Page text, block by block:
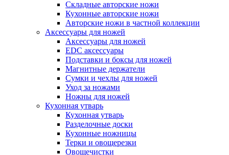
Складные авторские ножи
Кухонные авторские ножи
Авторские ножи в частной коллекции
Аксессуары для ножей
Аксессуары для ножей
EDC аксессуары
Подставки и боксы для ножей
Магнитные держатели
Сумки и чехлы для ножей
Уход за ножами
Ножны для ножей
Кухонная утварь
Кухонная утварь
Разделочные доски
Кухонные ножницы
Терки и овощерезки
Овощечистки